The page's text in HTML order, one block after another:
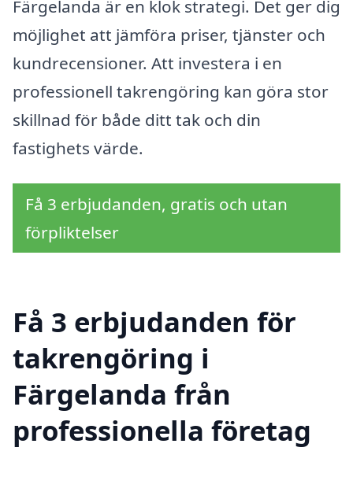
Färgelanda är en klok strategi. Det ger dig
möjlighet att jämföra priser, tjänster och
kundrecensioner. Att investera i en
professionell takrengöring kan göra stor
skillnad för både ditt tak och din
fastighets värde.
Få 3 erbjudanden, gratis och utan
förpliktelser
Få 3 erbjudanden för
takrengöring i
Färgelanda från
professionella företag